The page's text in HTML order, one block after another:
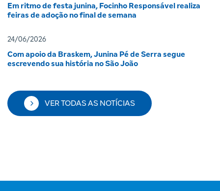
Em ritmo de festa junina, Focinho Responsável realiza
feiras de adoção no final de semana
24/06/2026
Com apoio da Braskem, Junina Pé de Serra segue
escrevendo sua história no São João
VER TODAS AS NOTÍCIAS